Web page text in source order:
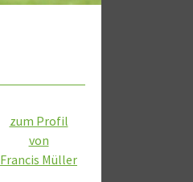
zum Profil
von
Francis Müller